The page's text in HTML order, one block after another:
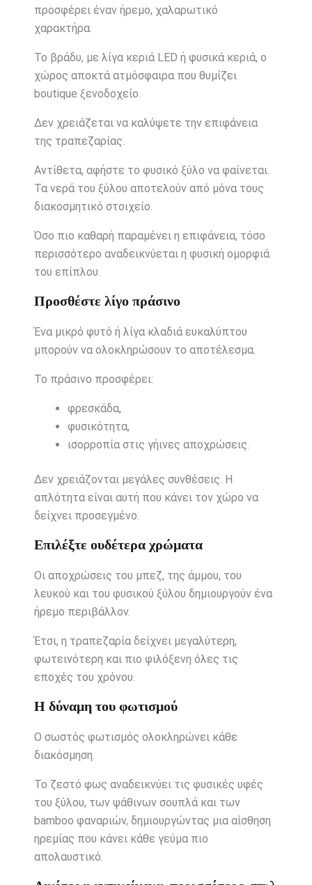
προσφέρει έναν ήρεμο, χαλαρωτικό
χαρακτήρα.
Το βράδυ, με λίγα κεριά LED ή φυσικά κεριά, ο
χώρος αποκτά ατμόσφαιρα που θυμίζει
boutique ξενοδοχείο.
Δεν χρειάζεται να καλύψετε την επιφάνεια
της τραπεζαρίας.
Αντίθετα, αφήστε το φυσικό ξύλο να φαίνεται.
Τα νερά του ξύλου αποτελούν από μόνα τους
διακοσμητικό στοιχείο.
Όσο πιο καθαρή παραμένει η επιφάνεια, τόσο
περισσότερο αναδεικνύεται η φυσική ομορφιά
του επίπλου.
Προσθέστε λίγο πράσινο
Ένα μικρό φυτό ή λίγα κλαδιά ευκαλύπτου
μπορούν να ολοκληρώσουν το αποτέλεσμα.
Το πράσινο προσφέρει:
φρεσκάδα,
φυσικότητα,
ισορροπία στις γήινες αποχρώσεις.
Δεν χρειάζονται μεγάλες συνθέσεις. Η
απλότητα είναι αυτή που κάνει τον χώρο να
δείχνει προσεγμένο.
Επιλέξτε ουδέτερα χρώματα
Οι αποχρώσεις του μπεζ, της άμμου, του
λευκού και του φυσικού ξύλου δημιουργούν ένα
ήρεμο περιβάλλον.
Έτσι, η τραπεζαρία δείχνει μεγαλύτερη,
φωτεινότερη και πιο φιλόξενη όλες τις
εποχές του χρόνου.
Η δύναμη του φωτισμού
Ο σωστός φωτισμός ολοκληρώνει κάθε
διακόσμηση.
Το ζεστό φως αναδεικνύει τις φυσικές υφές
του ξύλου, των ψάθινων σουπλά και των
bamboo φαναριών, δημιουργώντας μια αίσθηση
ηρεμίας που κάνει κάθε γεύμα πιο
απολαυστικό.